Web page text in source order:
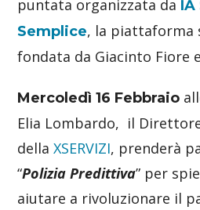
puntata organizzata da IA
Semplice, la piattaforma
fondata da Giacinto Fiore
Mercoledì 16 Febbraio
Elia Lombardo, il
dellaXSERVIZI, prenderà
“Polizia Predittiva” per
aiutare a rivoluzionare il